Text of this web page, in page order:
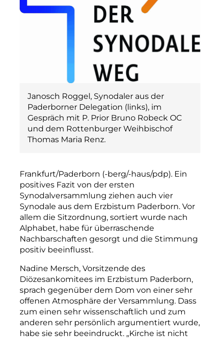
Janosch Roggel, Synodaler aus der
Paderborner Delegation (links), im
Gespräch mit P. Prior Bruno Robeck OC
und dem Rottenburger Weihbischof
Thomas Maria Renz.
Frankfurt/Paderborn (-berg/-haus/pdp). Ein
positives Fazit von der ersten
Synodalversammlung ziehen auch vier
Synodale aus dem Erzbistum Paderborn. Vor
allem die Sitzordnung, sortiert wurde nach
Alphabet, habe für überraschende
Nachbarschaften gesorgt und die Stimmung
positiv beeinflusst.
Nadine Mersch, Vorsitzende des
Diözesankomitees im Erzbistum Paderborn,
sprach gegenüber dem Dom von einer sehr
offenen Atmosphäre der Versammlung. Dass
zum einen sehr wissenschaftlich und zum
anderen sehr persönlich argumentiert wurde,
habe sie sehr beeindruckt. „Kirche ist nicht